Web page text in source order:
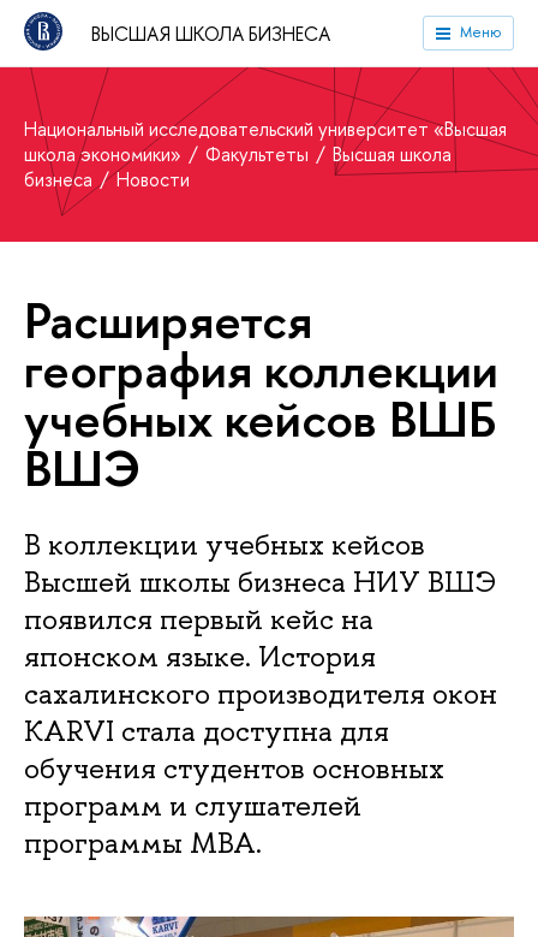
ВЫСШАЯ ШКОЛА БИЗНЕСА Меню
Национальный исследовательский университет «Высшая
школа экономики»
Факультеты
Высшая школа
бизнеса
Новости
Расширяется
география коллекции
учебных кейсов ВШБ
ВШЭ
В коллекции учебных кейсов
Высшей школы бизнеса НИУ ВШЭ
появился первый кейс на
японском языке. История
сахалинского производителя окон
KARVI стала доступна для
обучения студентов основных
программ и слушателей
программы MBA.